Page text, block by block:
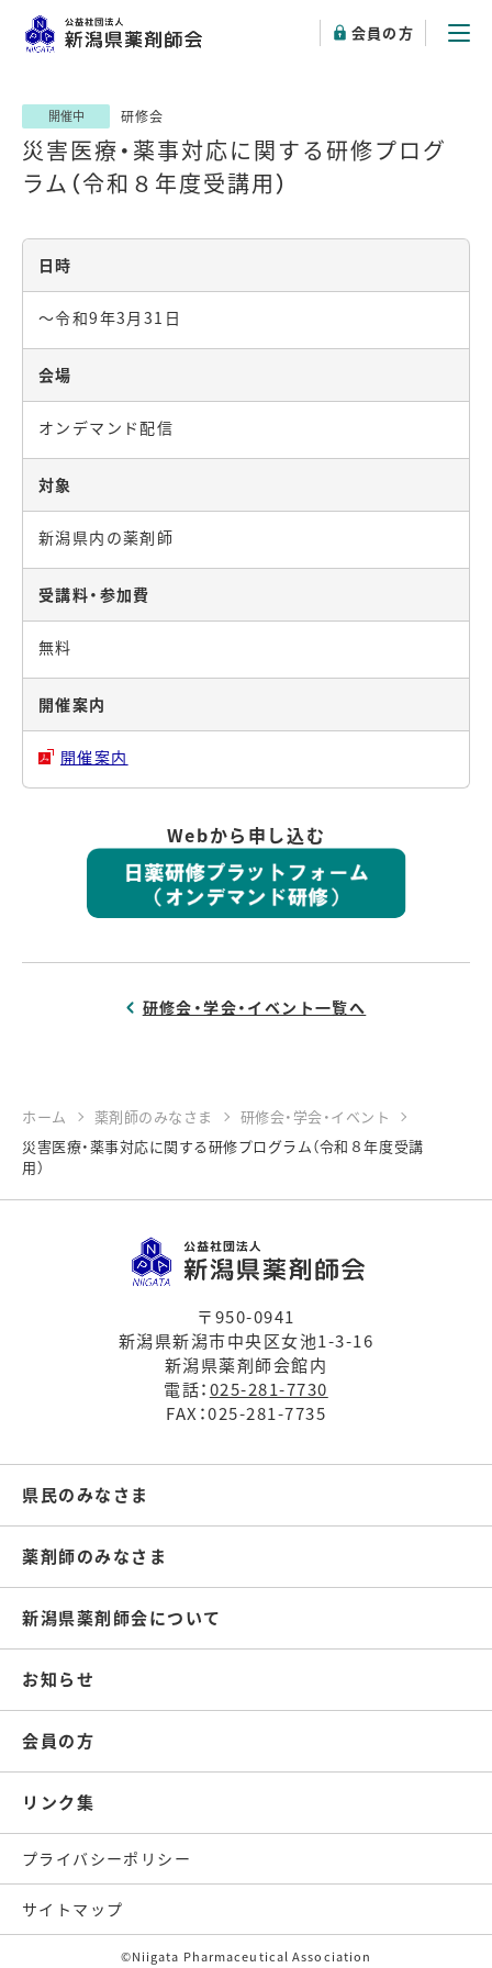
会員の方
災害医療・薬事対応に関する研修プログ
ラム（令和８年度受講用）
開催中 研修会
日時
～令和9年3月31日
会場
オンデマンド配信
対象
新潟県内の薬剤師
受講料・参加費
無料
開催案内
開催案内
Webから申し込む
研修会・学会・イベント一覧へ
ホーム 薬剤師のみなさま
研修会・学会・イベント
災害医療・薬事対応に関する研修プログラム（令和８年度受講
用）
〒950-0941
新潟県新潟市中央区女池1-3-16
新潟県薬剤師会館内
電話：025-281-7730
FAX：025-281-7735
県民のみなさま
薬剤師のみなさま
新潟県薬剤師会について
お知らせ
会員の方
リンク集
プライバシーポリシー
サイトマップ
©Niigata Pharmaceutical Association